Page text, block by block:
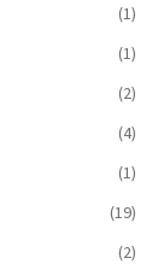
(1)
(1)
(2)
(4)
(1)
(19)
(2)